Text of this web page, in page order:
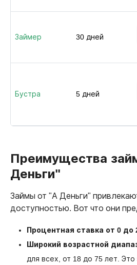
Займер 30 дней
Бустра 5 дней
Преимущества
Деньги"
Займы от "А Деньги"
доступностью. Вот что они
Процентная ставка от 0 до
Широкий возрастной
для всех, от 18 до 75 лет.